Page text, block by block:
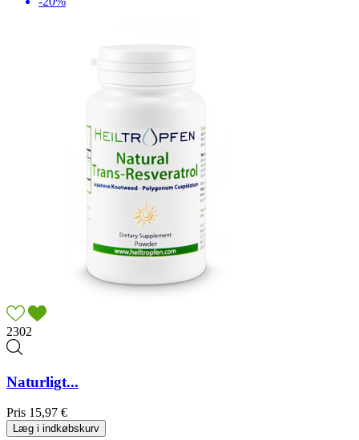
2302
Naturligt...
Pris 15,97 €
Læg i indkøbskurv